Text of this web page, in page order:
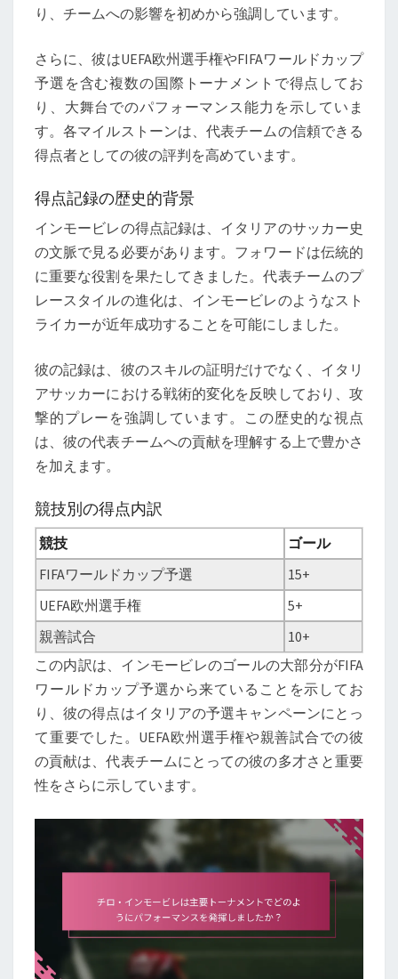
り、チームへの影響を初めから強調しています。
さらに、彼はUEFA欧州選手権やFIFAワールドカップ
予選を含む複数の国際トーナメントで得点してお
り、大舞台でのパフォーマンス能力を示していま
す。各マイルストーンは、代表チームの信頼できる
得点者としての彼の評判を高めています。
得点記録の歴史的背景
インモービレの得点記録は、イタリアのサッカー史
の文脈で見る必要があります。フォワードは伝統的
に重要な役割を果たしてきました。代表チームのプ
レースタイルの進化は、インモービレのようなスト
ライカーが近年成功することを可能にしました。
彼の記録は、彼のスキルの証明だけでなく、イタリ
アサッカーにおける戦術的変化を反映しており、攻
撃的プレーを強調しています。この歴史的な視点
は、彼の代表チームへの貢献を理解する上で豊かさ
を加えます。
競技別の得点内訳
競技
ゴール
FIFAワールドカップ予選
15+
UEFA欧州選手権
5+
親善試合
10+
この内訳は、インモービレのゴールの大部分がFIFA
ワールドカップ予選から来ていることを示してお
り、彼の得点はイタリアの予選キャンペーンにとっ
て重要でした。UEFA欧州選手権や親善試合での彼
の貢献は、代表チームにとっての彼の多才さと重要
性をさらに示しています。